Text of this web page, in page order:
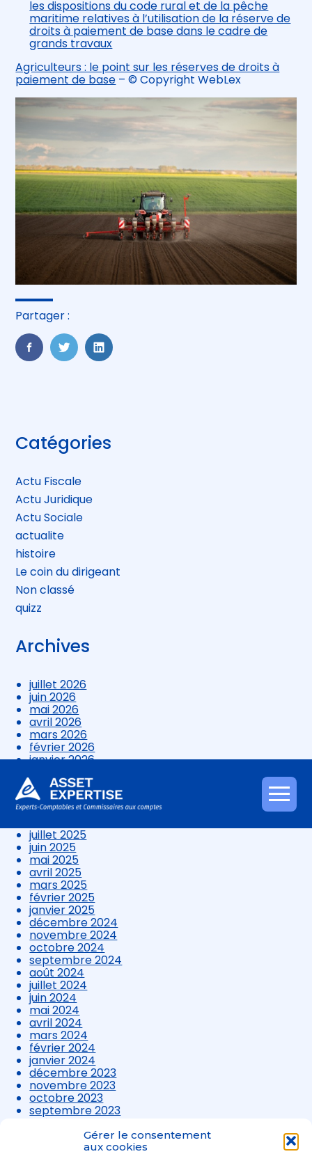
Gérer le consentement
aux cookies
Aller
au
les dispositions du code rural et de la pêche
maritime relatives à l’utilisation de la réserve de
droits à paiement de base dans le cadre de
grands travaux
Agriculteurs : le point sur les réserves de droits à
paiement de base – © Copyright WebLex
Partager :
FaceBook
TwitterLinkedIn
Blog
sidebar
Catégories
Actu Fiscale
Actu Juridique
Actu Sociale
actualite
histoire
Le coin du dirigeant
Non classé
quizz
Archives
juillet 2026
juin 2026
mai 2026
avril 2026
mars 2026
février 2026
janvier 2026
novembre 2025
octobre 2025
septembre 2025
juillet 2025
juin 2025
mai 2025
avril 2025
mars 2025
février 2025
janvier 2025
décembre 2024
novembre 2024
octobre 2024
septembre 2024
août 2024
juillet 2024
juin 2024
mai 2024
avril 2024
mars 2024
février 2024
janvier 2024
décembre 2023
novembre 2023
octobre 2023
septembre 2023
août 2023
juillet 2023